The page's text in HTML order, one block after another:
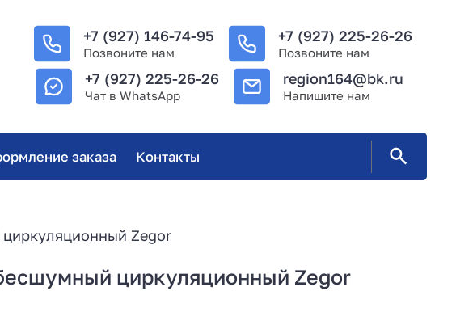
+7 (927) 146-74-95
Позвоните нам
+7 (927) 225-26-26
Позвоните нам
+7 (927) 225-26-26
Чат в WhatsApp
region164@bk.ru
Напишите нам
заказа Контакты
Zegor
циркуляционный Zegor